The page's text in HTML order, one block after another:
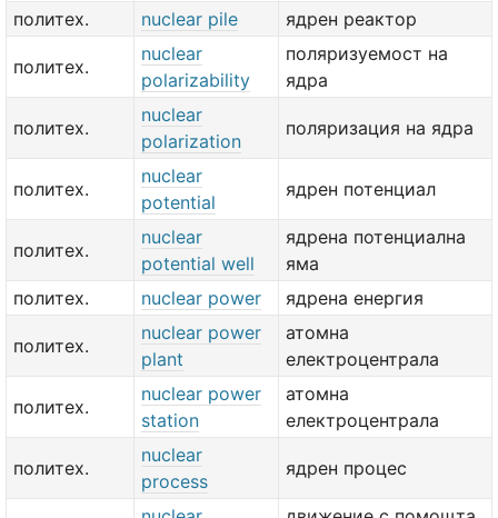
политех.
nuclear pile ядрен реактор
политех.
nuclear
polarizability
поляризуемост на
ядра
политех.
nuclear
polarization
поляризация на ядра
политех.
nuclear
potential
ядрен потенциал
политех.
nuclear
potential well
ядрена потенциална
яма
политех.
nuclear power ядрена енергия
политех.
nuclear power
plant
атомна
електроцентрала
политех.
nuclear power
station
атомна
електроцентрала
политех.
nuclear
process
ядрен процес